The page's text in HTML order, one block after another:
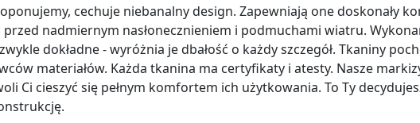
cechuje niebanalny design. Zapewniają one doskonały
nadmiernym nasłonecznieniem i podmuchami wiatru.
dokładne - wyróżnia je dbałość o każdy szczegół. Tkaniny
materiałów. Każda tkanina ma certyfikaty i atesty. Nasze
Ci cieszyć się pełnym komfortem ich użytkowania. To Ty